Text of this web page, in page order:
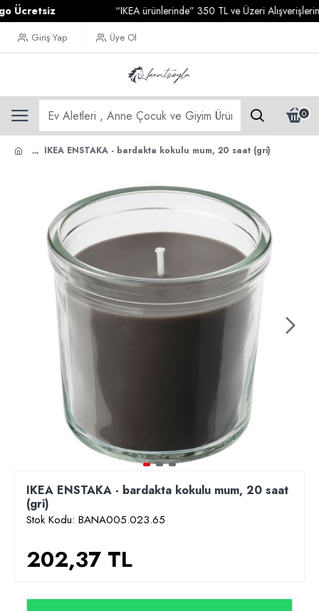
“IKEA ürünlerinde” 350 TL ve Üzeri Alışverişlerinizde
Giriş Yap Üye Ol
0
IKEA ENSTAKA - bardakta kokulu mum, 20 saat (gri)
IKEA ENSTAKA - bardakta kokulu mum, 20 saat
(gri)
Stok Kodu: BANA005.023.65
202,37 TL